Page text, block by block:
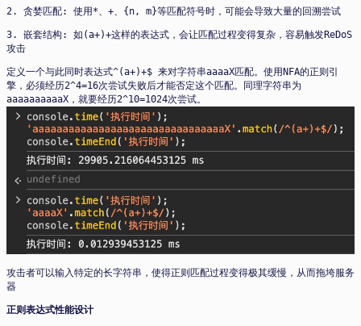
2. 贪婪匹配: 使用*、+、{n, m}等匹配符号时，可能会导致大量的回溯尝试
3. 嵌套结构: 如(a+)+这样的表达式，会让匹配过程变得复杂，容易触发ReDoS
攻击
定义一个与此同时表达式^(a+)+$ 来对字符串aaaaX匹配。使用NFA的正则引
擎，必须经历2^4=16次尝试失败后才能否定这个匹配。同理字符串为
aaaaaaaaaaX，就要经历2^10=1024次尝试。
攻击者可以输入特定的长字符串，使得正则匹配过程变得极其缓慢，从而拖垮服务
器
正则表达式性能设计